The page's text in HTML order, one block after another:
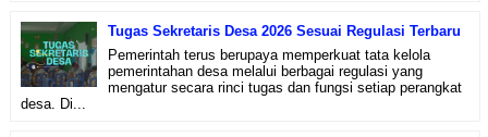
Tugas Sekretaris Desa 2026 Sesuai Regulasi Terbaru
Pemerintah terus berupaya memperkuat tata kelola
pemerintahan desa melalui berbagai regulasi yang
mengatur secara rinci tugas dan fungsi setiap perangkat
desa. Di...